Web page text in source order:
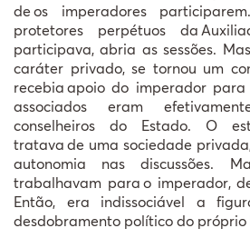
deos imperadores
protetores perpétuos da
participava, abria as sessões.
caráter privado, se tornou um
recebiaapoio do imperador para
associados eram
conselheiros do Estado. O
tratavade uma sociedade
autonomia nas discussões.
trabalhavam parao imperador,
Então, era indissociável a
desdobramento político do próprio